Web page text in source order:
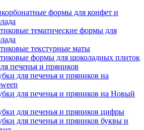
формы для конфет и
тематические формы для
текстурные маты
формы для шоколадных плиток
печенья и пряников
для печенья и пряников на
для печенья и пряников на Новый
для печенья и пряников цифры
для печенья и пряников буквы и